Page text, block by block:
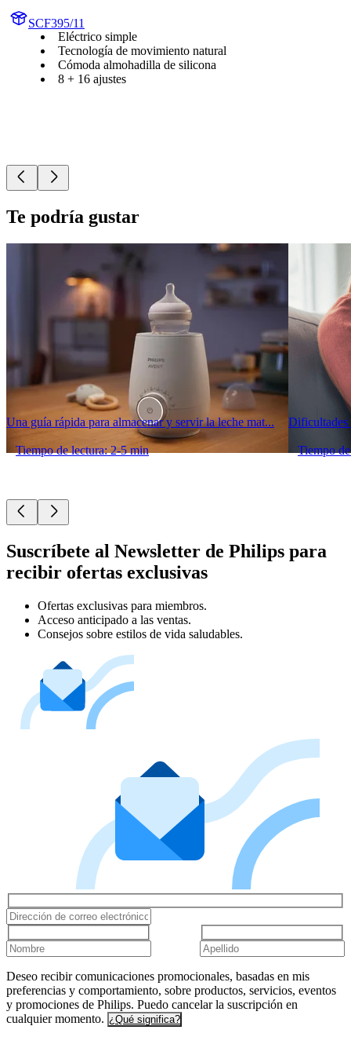
SCF395/11
Eléctrico simple
Tecnología de movimiento natural
Cómoda almohadilla de silicona
8 + 16 ajustes
Te podría gustar
Una guía rápida para almacenar y servir la leche mat...
Tiempo de lectura: 2-5 min
Dificultades
Tiempo
Suscríbete al Newsletter de Philips para
recibir ofertas exclusivas
Ofertas exclusivas para miembros.
Acceso anticipado a las ventas.
Consejos sobre estilos de vida saludables.
Deseo recibir comunicaciones promocionales, basadas en mis
preferencias y comportamiento, sobre productos, servicios, eventos
y promociones de Philips. Puedo cancelar la suscripción en
cualquier momento. ¿Qué significa?